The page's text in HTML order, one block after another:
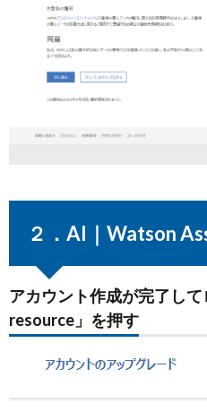
２．AI｜Watson
アカウント作成が完了し
resource」を押す